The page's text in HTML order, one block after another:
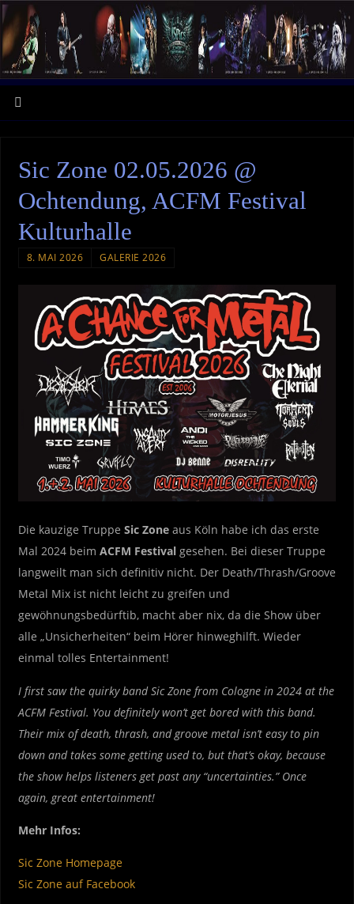
Sic Zone 02.05.2026 @
Ochtendung, ACFM Festival
Kulturhalle
8. MAI 2026 GALERIE 2026
Die kauzige Truppe Sic Zoneaus Köln habe ich das erste
Mal 2024 beim ACFM Festivalgesehen. Bei dieser Truppe
langweilt man sich definitiv nicht. Der Death/Thrash/Groove
Metal Mix ist nicht leicht zu greifen und
gewöhnungsbedürftib, macht aber nix, da die Show über
alle „Unsicherheiten“ beim Hörer hinweghilft. Wieder
einmal tolles Entertainment!
I first saw the quirky band Sic Zone from Cologne in 2024 at the
ACFM Festival. You definitely won’t get bored with this band.
Their mix of death, thrash, and groove metal isn’t easy to pin
down and takes some getting used to, but that’s okay, because
the show helps listeners get past any “uncertainties.” Once
again, great entertainment!
Mehr Infos:
Sic Zone Homepage
Sic Zone auf Facebook